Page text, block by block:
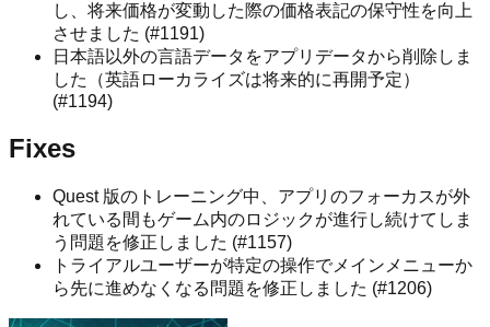
し、将来価格が変動した際の価格表記の保守性を向上
させました (#1191)
日本語以外の言語データをアプリデータから削除しま
した（英語ローカライズは将来的に再開予定）
(#1194)
Fixes
Quest 版のトレーニング中、アプリのフォーカスが外
れている間もゲーム内のロジックが進行し続けてしま
う問題を修正しました (#1157)
トライアルユーザーが特定の操作でメインメニューか
ら先に進めなくなる問題を修正しました (#1206)